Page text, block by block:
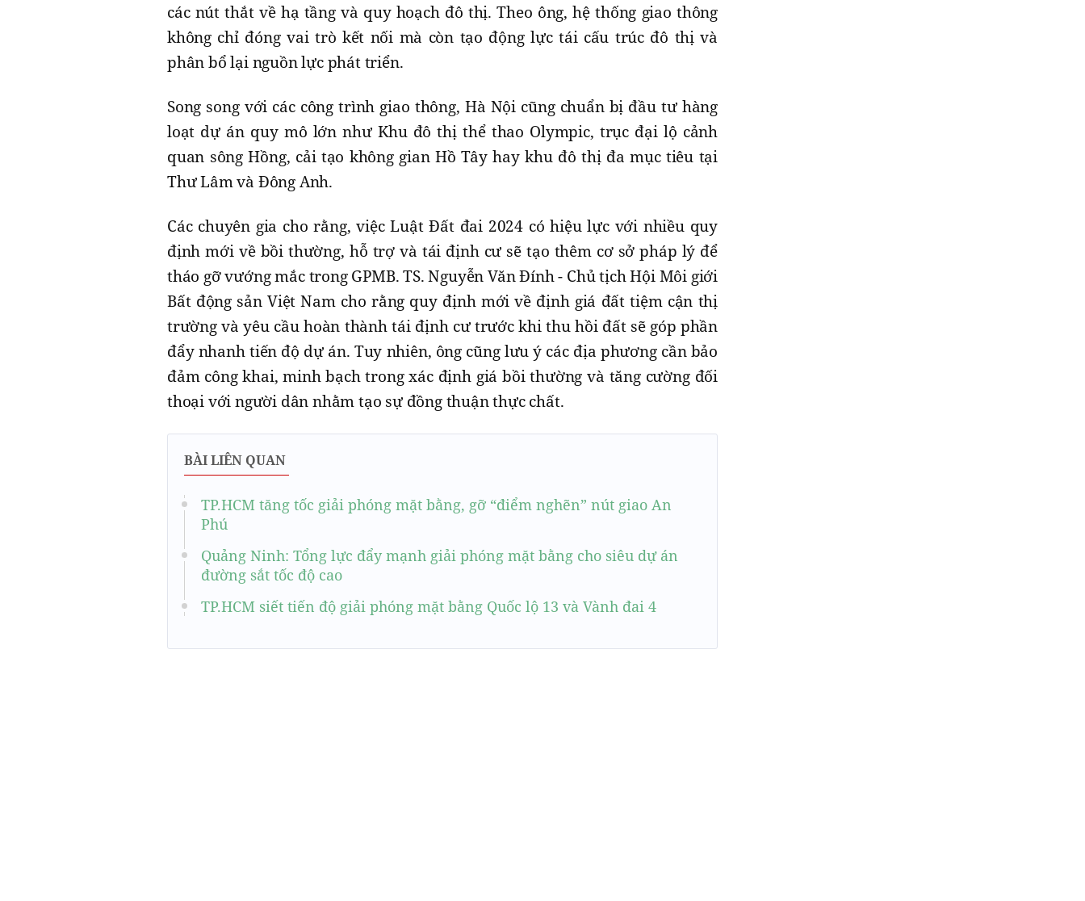
các nút thắt về hạ tầng và quy hoạch đô thị. Theo ông, hệ thống giao thông
không chỉ đóng vai trò kết nối mà còn tạo động lực tái cấu trúc đô thị và
phân bổ lại nguồn lực phát triển.
Song song với các công trình giao thông, Hà Nội cũng chuẩn bị đầu tư hàng
loạt dự án quy mô lớn như Khu đô thị thể thao Olympic, trục đại lộ cảnh
quan sông Hồng, cải tạo không gian Hồ Tây hay khu đô thị đa mục tiêu tại
Thư Lâm và Đông Anh.
Các chuyên gia cho rằng, việc Luật Đất đai 2024 có hiệu lực với nhiều quy
định mới về bồi thường, hỗ trợ và tái định cư sẽ tạo thêm cơ sở pháp lý để
tháo gỡ vướng mắc trong GPMB. TS. Nguyễn Văn Đính - Chủ tịch Hội Môi giới
Bất động sản Việt Nam cho rằng quy định mới về định giá đất tiệm cận thị
trường và yêu cầu hoàn thành tái định cư trước khi thu hồi đất sẽ góp phần
đẩy nhanh tiến độ dự án. Tuy nhiên, ông cũng lưu ý các địa phương cần bảo
đảm công khai, minh bạch trong xác định giá bồi thường và tăng cường đối
thoại với người dân nhằm tạo sự đồng thuận thực chất.
BÀI LIÊN QUAN
TP.HCM tăng tốc giải phóng mặt bằng, gỡ “điểm nghẽn” nút giao An
Phú
Quảng Ninh: Tổng lực đẩy mạnh giải phóng mặt bằng cho siêu dự án
đường sắt tốc độ cao
TP.HCM siết tiến độ giải phóng mặt bằng Quốc lộ 13 và Vành đai 4